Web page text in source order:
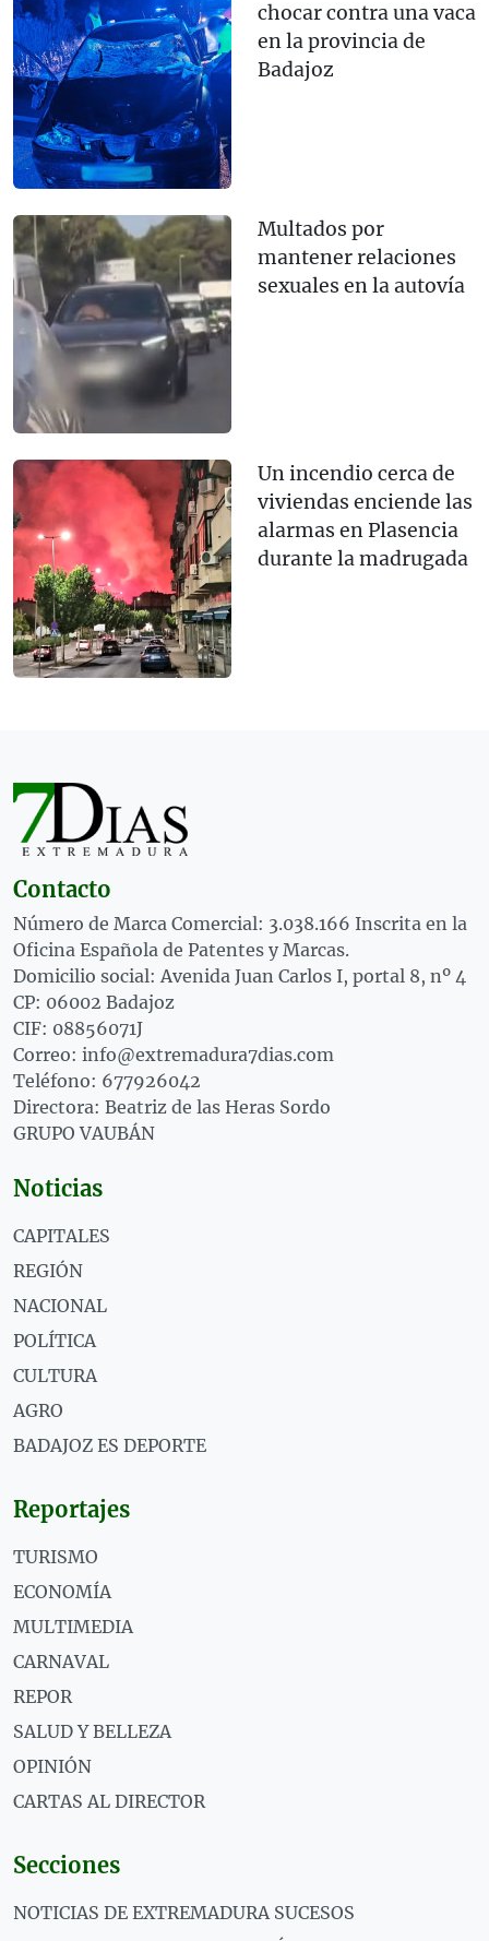
chocar contra una vaca
en la provincia de
Badajoz
Multados por
mantener relaciones
sexuales en la autovía
Un incendio cerca de
viviendas enciende las
alarmas en Plasencia
durante la madrugada
Contacto
Número de Marca Comercial: 3.038.166 Inscrita en la
Oficina Española de Patentes y Marcas.
Domicilio social: Avenida Juan Carlos I, portal 8, nº 4
CP: 06002 Badajoz
CIF: 08856071J
Correo: info@extremadura7dias.com
Teléfono: 677926042
Directora: Beatriz de las Heras Sordo
GRUPO VAUBÁN
Noticias
CAPITALES
REGIÓN
NACIONAL
POLÍTICA
CULTURA
AGRO
BADAJOZ ES DEPORTE
Reportajes
TURISMO
ECONOMÍA
MULTIMEDIA
CARNAVAL
REPOR
SALUD Y BELLEZA
OPINIÓN
CARTAS AL DIRECTOR
Secciones
NOTICIAS DE EXTREMADURA SUCESOS